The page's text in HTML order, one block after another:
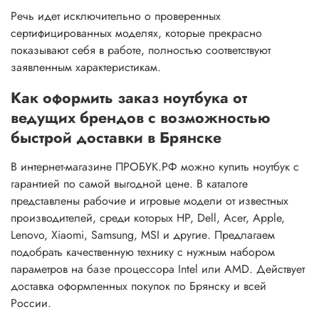
Речь идет исключительно о проверенных
сертифицированных моделях, которые прекрасно
показывают себя в работе, полностью соответствуют
заявленным характеристикам.
Как оформить заказ ноутбука от
ведущих брендов с возможностью
быстрой доставки в Брянске
В интернет-магазине ПРОБУК.РФ можно купить ноутбук с
гарантией по самой выгодной цене. В каталоге
представлены рабочие и игровые модели от известных
производителей, среди которых HP, Dell, Acer, Apple,
Lenovo, Xiaomi, Samsung, MSI и другие. Предлагаем
подобрать качественную технику с нужным набором
параметров на базе процессора Intel или AMD. Действует
доставка оформленных покупок по Брянску и всей
России.